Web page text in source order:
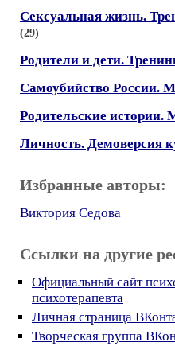
Сексуальная жизнь.
(29)
Родители и дети.
Самоубийство России.
Родительские истории.
Личность. Демоверсия
Избранные авторы:
Виктория Седова
Ссылки на другие
Официальный сайт
психотерапевта
Личная страница
Творческая группа